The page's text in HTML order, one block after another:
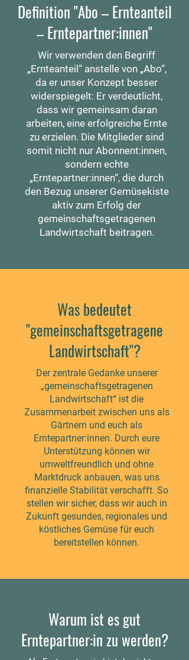
Definition "Abo – Ernteanteil
– Erntepartner:innen"
Wir verwenden den Begriff
„Ernteanteil“ anstelle von „Abo“,
da er unser Konzept besser
widerspiegelt: Er verdeutlicht,
dass wir gemeinsam daran
arbeiten, eine erfolgreiche Ernte
zu erzielen. Die Mitglieder sind
somit nicht nur Abonnent:innen,
sondern echte
„Erntepartner:innen“, die durch
den Bezug unserer Gemüsekiste
aktiv zum Erfolg der
gemeinschaftsgetragenen
Landwirtschaft beitragen.
Was bedeutet
"gemeinschaftsgetragene
Landwirtschaft"?
Der zentrale Gedanke unserer
„gemeinschaftsgetragenen
Landwirtschaft“ ist die
Zusammenarbeit zwischen uns als
Gärtnern und euch als
Erntepartner:innen. Durch eure
Unterstützung können wir
umweltfreundlich und ohne
Marktdruck anbauen, was uns
finanzielle Stabilität verschafft. So
stellen wir sicher, dass wir auch in
Zukunft gesundes, regionales und
köstliches Gemüse für euch
bereitstellen können.
Warum ist es gut
Erntepartner:in zu werden?